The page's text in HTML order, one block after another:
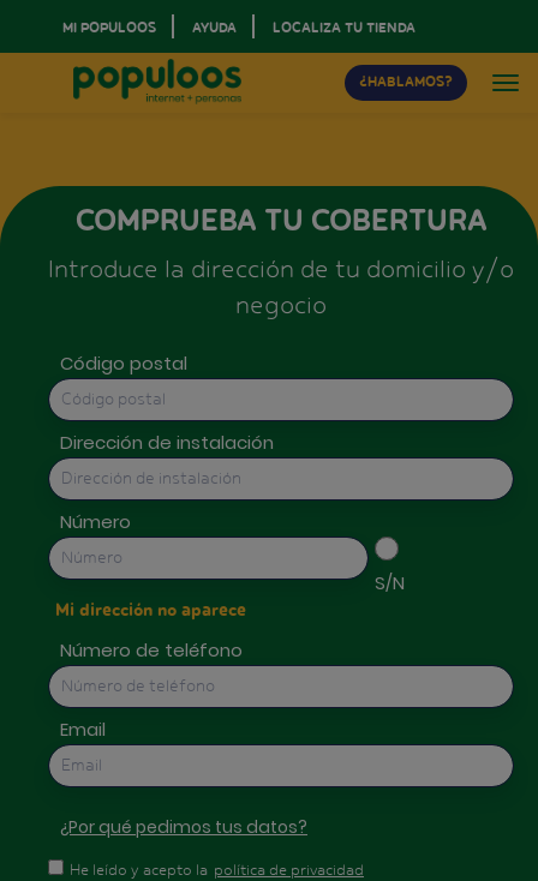
MI POPULOOS AYUDA LOCALIZA TU TIENDA
¿HABLAMOS?
COMPRUEBA TU COBERTURA
Introduce la dirección de tu domicilio y/o
negocio
Código postal
Dirección de instalación
Número
S/N
Mi dirección no aparece
Número de teléfono
Email
¿Por qué pedimos tus datos?
He leído y acepto la política de privacidad